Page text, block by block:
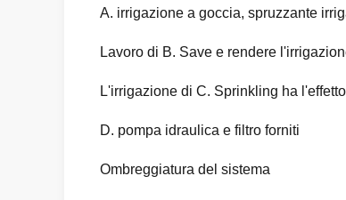
A. irrigazione a goccia, spruzzante
Lavoro di B. Save e rendere
L'irrigazione di C. Sprinkling ha
D. pompa idraulica e filtro forniti
Ombreggiatura del sistema